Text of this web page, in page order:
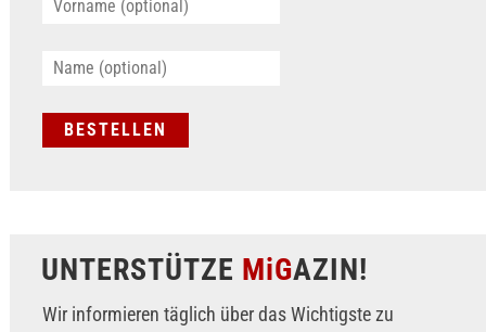
UNTERSTÜTZE MiGAZIN!
Wir informieren täglich über das Wichtigste zu